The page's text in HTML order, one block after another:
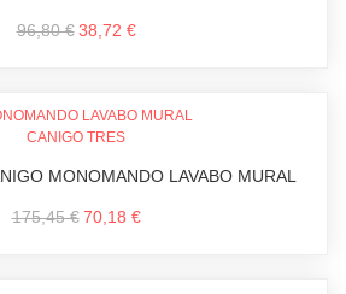
96,80 € 38,72 €
MONOMANDO LAVABO MURAL
175,45 € 70,18 €